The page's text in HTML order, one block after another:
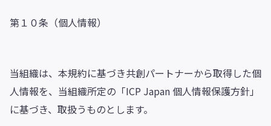
第１０条（個人情報）
当組織は、本規約に基づき共創パートナーから取得した個
人情報を、当組織所定の「ICP Japan 個人情報保護方針」
に基づき、取扱うものとします。